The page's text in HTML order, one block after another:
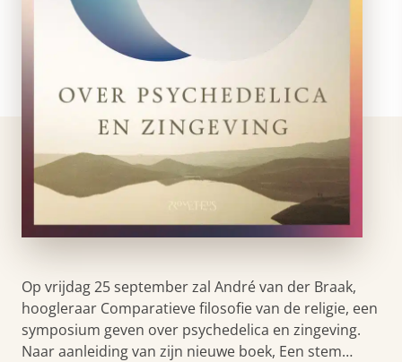
Op vrijdag 25 september zal André van der Braak,
hoogleraar Comparatieve filosofie van de religie, een
symposium geven over psychedelica en zingeving.
Naar aanleiding van zijn nieuwe boek, Een stem…